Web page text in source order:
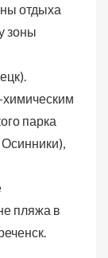
отдыха
зоны
парка
пляжа в